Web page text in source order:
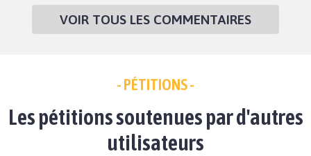
VOIR TOUS LES COMMENTAIRES
- PÉTITIONS -
Les pétitions soutenues par d'autres
utilisateurs